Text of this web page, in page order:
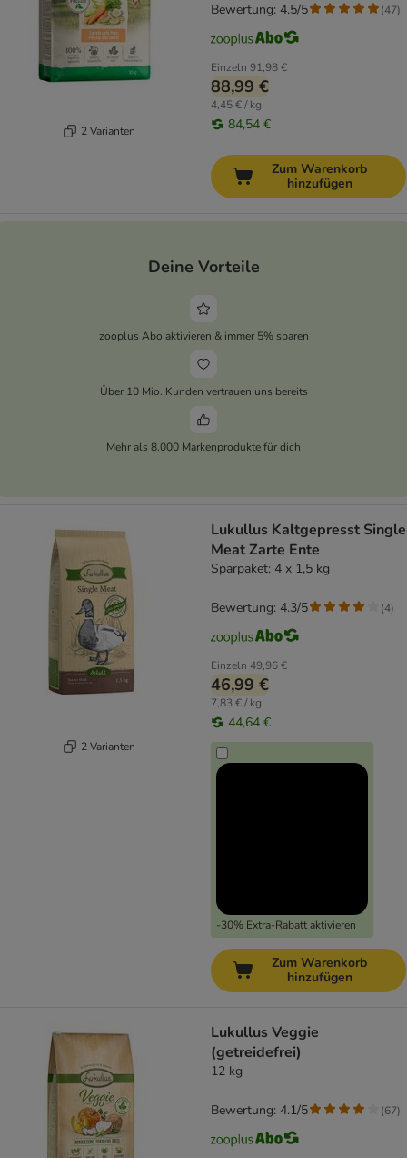
2 Varianten
Einzeln 91,98 €
88,99 €
4,45 € / kg
84,54 €
Bewertung: 4.5/5 (47)
Zum Warenkorb
hinzufügen
Deine Vorteile
zooplus Abo aktivieren & immer 5% sparen
Über 10 Mio. Kunden vertrauen uns bereits
Mehr als 8.000 Markenprodukte für dich
2 Varianten
Lukullus Kaltgepresst Single
Meat Zarte Ente
Sparpaket: 4 x 1,5 kg
Einzeln 49,96 €
46,99 €
7,83 € / kg
44,64 €
-30% Extra-Rabatt aktivieren
Bewertung: 4.3/5 (4)
Zum Warenkorb
hinzufügen
Lukullus Veggie
(getreidefrei)
12 kg
Bewertung: 4.1/5 (67)